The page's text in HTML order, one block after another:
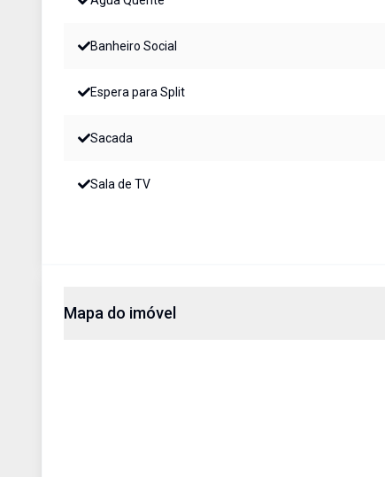
Banheiro Social
Espera para Split
Sacada
Sala de TV
Mapa do imóvel